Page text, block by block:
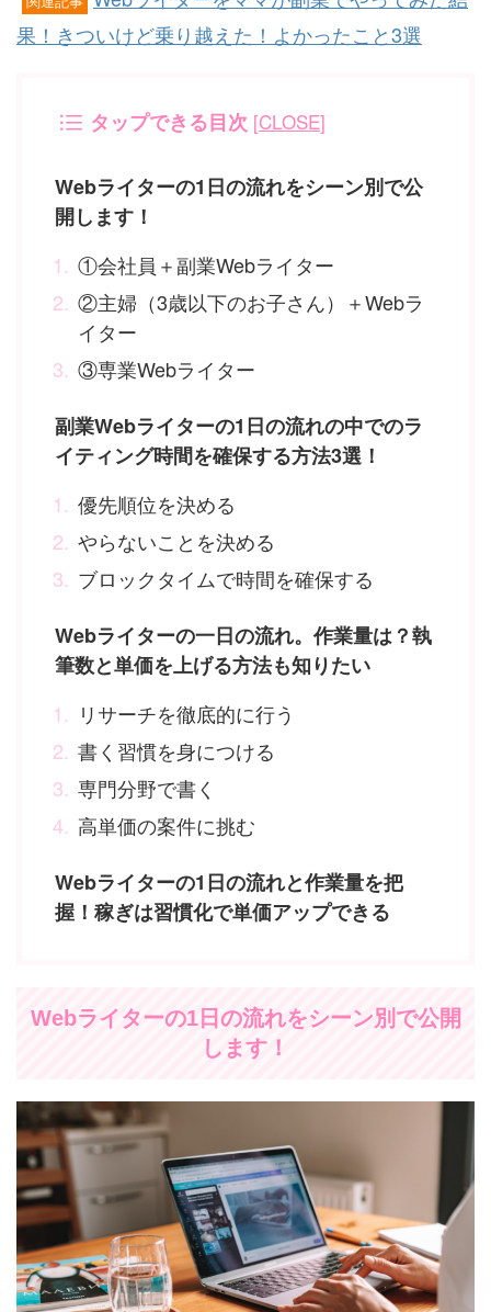
果！きついけど乗り越えた！よかったこと3選
タップできる目次 [CLOSE]
Webライターの1日の流れをシーン別で公
開します！
①会社員＋副業Webライター
②主婦（3歳以下のお子さん）＋Webラ
イター
③専業Webライター
副業Webライターの1日の流れの中でのラ
イティング時間を確保する方法3選！
優先順位を決める
やらないことを決める
ブロックタイムで時間を確保する
Webライターの一日の流れ。作業量は？執
筆数と単価を上げる方法も知りたい
リサーチを徹底的に行う
書く習慣を身につける
専門分野で書く
高単価の案件に挑む
Webライターの1日の流れと作業量を把
握！稼ぎは習慣化で単価アップできる
Webライターの1日の流れをシーン別で公開
します！